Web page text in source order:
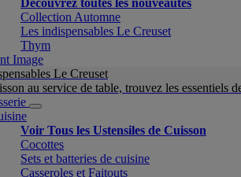
Découvrez toutes les nouveautés
Collection Automne
Les indispensables Le Creuset
Thym
Le Creuset
au service de table, trouvez les essentiels
Voir Tous les Ustensiles de Cuisson
Cocottes
Sets et batteries de cuisine
Casseroles et Faitouts